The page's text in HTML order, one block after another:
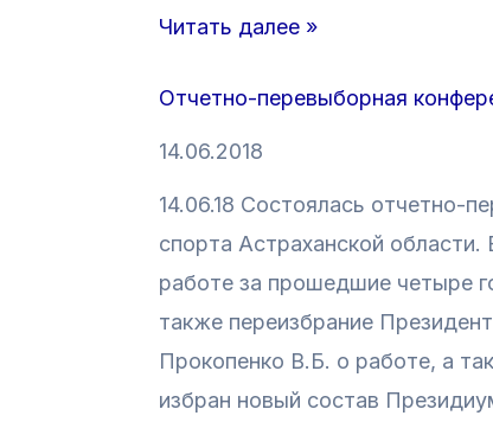
а
а
н
—
2
0
1
8
»
к
я
р
г
а
т
а
»
—
Л
ч
н
е
п
е
р
в
е
Читать далее »
Отчетно-перевыборная
14.06.2018
14.06.18 Состоялась отчетно-
спорта Астраханской
работе за прошедшие четыре
также переизбрание
Прокопенко В.Б. о работе, а
избран новый состав